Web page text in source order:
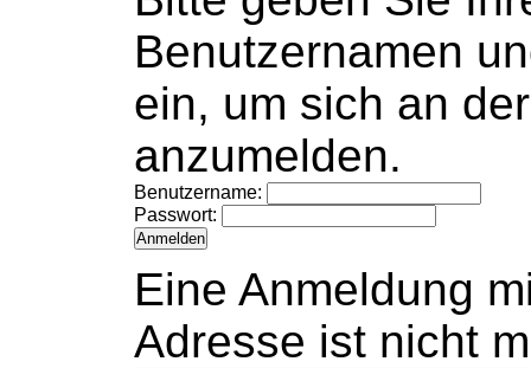
Benutzernamen
ein, um sich an
anzumelden.
Benutzername:
Passwort:
Eine Anmeldung
Adresse ist nicht